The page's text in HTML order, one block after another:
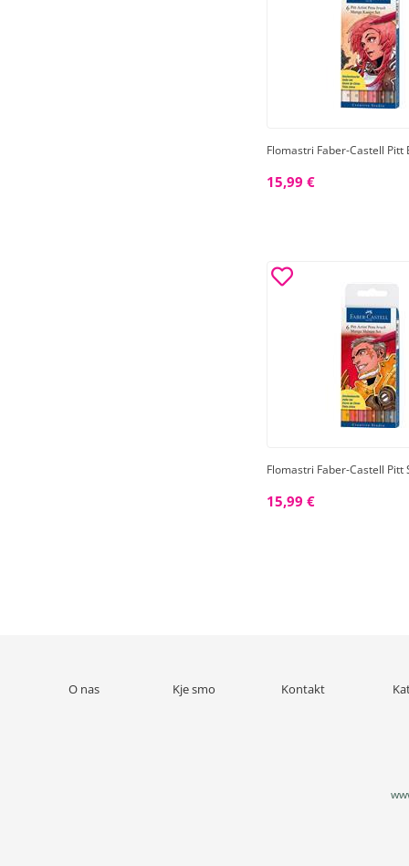
Flomastri Faber-Castell Pitt
15,99 €
Flomastri Faber-Castell Pitt
15,99 €
O nas Kje smo Kontakt